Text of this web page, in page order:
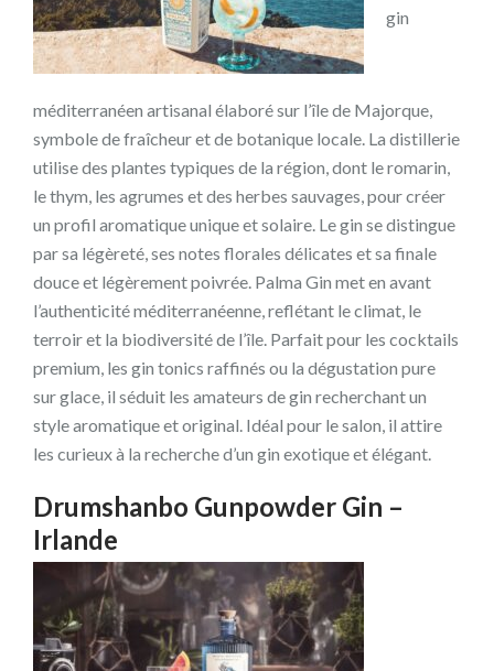
gin
méditerranéen artisanal élaboré sur l’île de Majorque,
symbole de fraîcheur et de botanique locale. La distillerie
utilise des plantes typiques de la région, dont le romarin,
le thym, les agrumes et des herbes sauvages, pour créer
un profil aromatique unique et solaire. Le gin se distingue
par sa légèreté, ses notes florales délicates et sa finale
douce et légèrement poivrée. Palma Gin met en avant
l’authenticité méditerranéenne, reflétant le climat, le
terroir et la biodiversité de l’île. Parfait pour les cocktails
premium, les gin tonics raffinés ou la dégustation pure
sur glace, il séduit les amateurs de gin recherchant un
style aromatique et original. Idéal pour le salon, il attire
les curieux à la recherche d’un gin exotique et élégant.
Drumshanbo Gunpowder Gin –
Irlande